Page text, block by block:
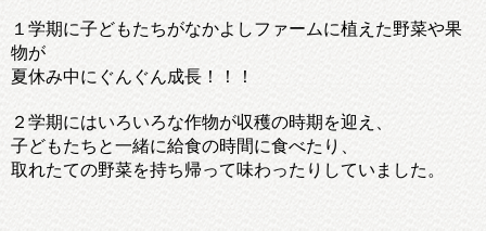
１学期に子どもたちがなかよしファームに植えた野菜や果
物が
夏休み中にぐんぐん成長！！！
２学期にはいろいろな作物が収穫の時期を迎え、
子どもたちと一緒に給食の時間に食べたり、
取れたての野菜を持ち帰って味わったりしていました。